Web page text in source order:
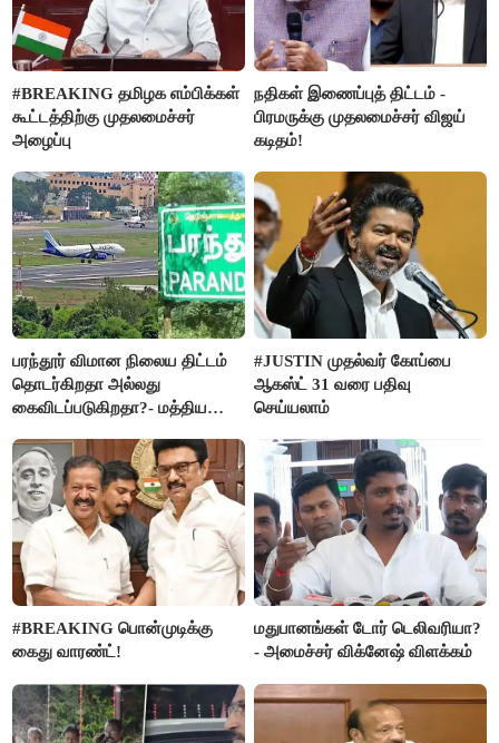
#BREAKING தமிழக எம்பிக்கள்
கூட்டத்திற்கு முதலமைச்சர்
அழைப்பு
நதிகள் இணைப்புத் திட்டம் -
பிரமருக்கு முதலமைச்சர் விஜய்
கடிதம்!
பரந்தூர் விமான நிலைய திட்டம்
தொடர்கிறதா அல்லது
கைவிடப்படுகிறதா?- மத்திய
#JUSTIN முதல்வர் கோப்பை
ஆகஸ்ட் 31 வரை பதிவு
செய்யலாம்
#BREAKING பொன்முடிக்கு
கைது வாரண்ட்!
மதுபானங்கள் டோர் டெலிவரியா?
- அமைச்சர் விக்னேஷ் விளக்கம்